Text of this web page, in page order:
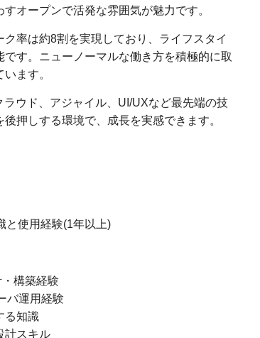
オープンで活発な雰囲気が魅力です。
率は約8割を実現しており、ライフスタイ
す。ニューノーマルな働き方を積極的に取
ます。
ウド、アジャイル、UI/UXなど最先端の技
押しする環境で、成長を実感できます。
と使用経験(1年以上)
構築経験
バ運用経験
る知識
計スキル